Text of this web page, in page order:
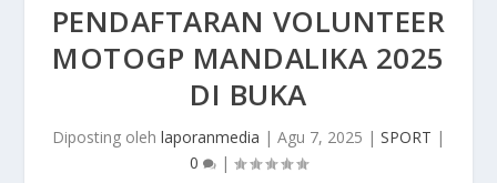
PENDAFTARAN VOLUNTEER
MOTOGP MANDALIKA 2025
DI BUKA
Diposting oleh laporanmedia | Agu 7, 2025 | SPORT |
0
|